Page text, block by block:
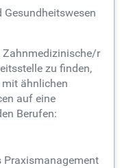
Zahnmedizinische/r
zu finden,
ähnlichen
auf eine
Berufen: